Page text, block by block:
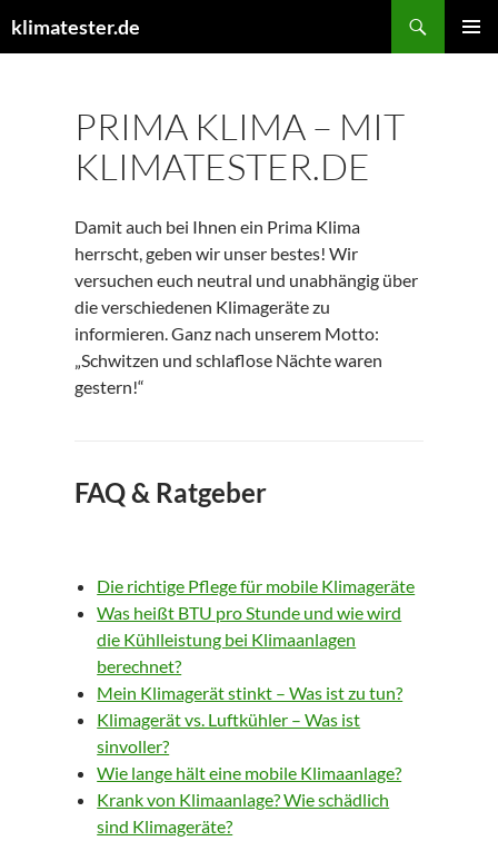
klimatester.de
PRIMA KLIMA – MIT
KLIMATESTER.DE
Damit auch bei Ihnen ein Prima Klima
herrscht, geben wir unser bestes! Wir
versuchen euch neutral und unabhängig über
die verschiedenen Klimageräte zu
informieren. Ganz nach unserem Motto:
„Schwitzen und schlaflose Nächte waren
gestern!“
FAQ & Ratgeber
Die richtige Pflege für mobile Klimageräte
Was heißt BTU pro Stunde und wie wird
die Kühlleistung bei Klimaanlagen
berechnet?
Mein Klimagerät stinkt – Was ist zu tun?
Klimagerät vs. Luftkühler – Was ist
sinvoller?
Wie lange hält eine mobile Klimaanlage?
Krank von Klimaanlage? Wie schädlich
sind Klimageräte?